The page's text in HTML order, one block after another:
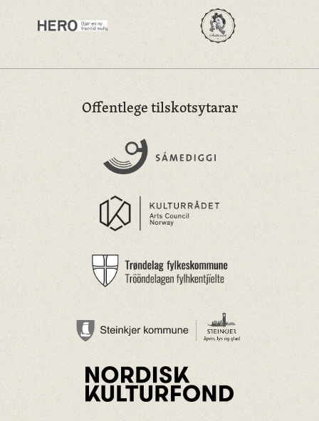
Offentlege tilskotsytarar